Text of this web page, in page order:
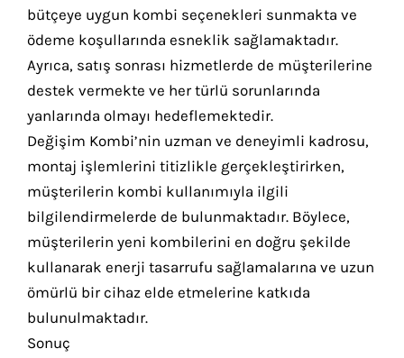
bütçeye uygun kombi seçenekleri sunmakta ve
ödeme koşullarında esneklik sağlamaktadır.
Ayrıca, satış sonrası hizmetlerde de müşterilerine
destek vermekte ve her türlü sorunlarında
yanlarında olmayı hedeflemektedir.
Değişim Kombi’nin uzman ve deneyimli kadrosu,
montaj işlemlerini titizlikle gerçekleştirirken,
müşterilerin kombi kullanımıyla ilgili
bilgilendirmelerde de bulunmaktadır. Böylece,
müşterilerin yeni kombilerini en doğru şekilde
kullanarak enerji tasarrufu sağlamalarına ve uzun
ömürlü bir cihaz elde etmelerine katkıda
bulunulmaktadır.
Sonuç